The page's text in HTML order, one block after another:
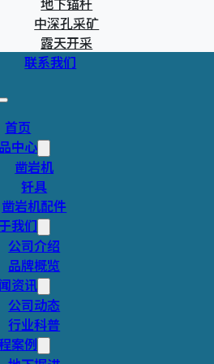
中深孔采矿
露天开采
联系我们
首页
中心
凿岩机
钎具
凿岩机配件
我们
公司介绍
品牌概览
资讯
公司动态
行业科普
案例
详情